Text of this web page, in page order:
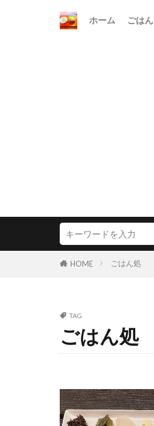
ホーム ごはん
HOME ごはん処
TAG
ごはん処